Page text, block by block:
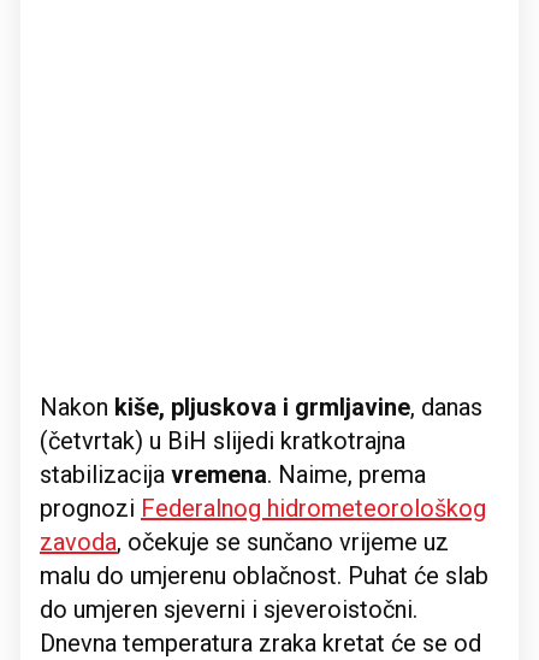
Nakon kiše, pljuskova i grmljavine, danas
(četvrtak) u BiH slijedi kratkotrajna
stabilizacija vremena. Naime, prema
prognozi Federalnog hidrometeorološkog
zavoda, očekuje se sunčano vrijeme uz
malu do umjerenu oblačnost. Puhat će slab
do umjeren sjeverni i sjeveroistočni.
Dnevna temperatura zraka kretat će se od